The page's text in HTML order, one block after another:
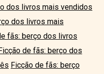
dos livros mais vendidos
dos livros mais
fãs: berço dos livros
de fãs: berço dos
Ficção de fãs: berço